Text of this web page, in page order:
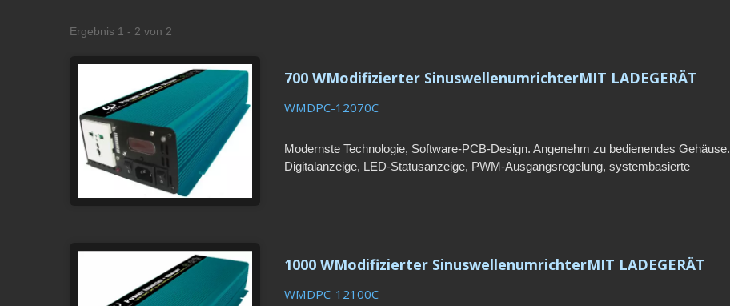
Ergebnis 1 - 2 von 2
700 WModifizierter SinuswellenumrichterMIT LADEGERÄT
WMDPC-12070C
Modernste Technologie, Software-PCB-Design. Angenehm zu bedienendes Gehäuse.
Digitalanzeige, LED-Statusanzeige, PWM-Ausgangsregelung, systembasierte
1000 WModifizierter SinuswellenumrichterMIT LADEGERÄT
WMDPC-12100C